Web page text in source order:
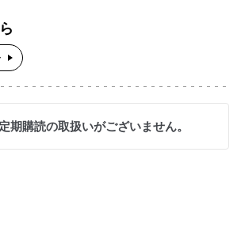
期購読の取扱いがございません。